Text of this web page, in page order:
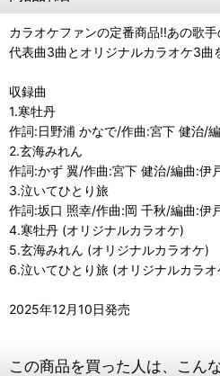
カラオケファンの定番商品!!あの歌
代表曲3曲とオリジナルカラオケ3曲
収録曲
1.寒牡丹
作詞:日野浦 かなで/作曲:宮下 健治/
2.玄海みれん
作詞:かず 翼/作曲:宮下 健治/編曲:伊
3.泣いてひとり旅
作詞:坂口 照幸/作曲:岡 千秋/編曲:伊
4.寒牡丹 (オリジナルカラオケ)
5.玄海みれん (オリジナルカラオケ)
6.泣いてひとり旅 (オリジナルカラオ
2025年12月10日発売
この商品を買った人は、こん